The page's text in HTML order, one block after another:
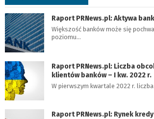
Raport PRNews.pl: Aktywa
Większość banków może się
poziomu…
Raport PRNews.pl: Liczba
klientów banków – I kw. 2022 r.
W pierwszym kwartale 2022 r.
Raport PRNews.pl: Rynek